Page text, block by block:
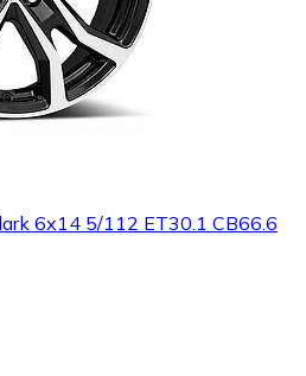
6x14 5/112 ET30.1 CB66.6